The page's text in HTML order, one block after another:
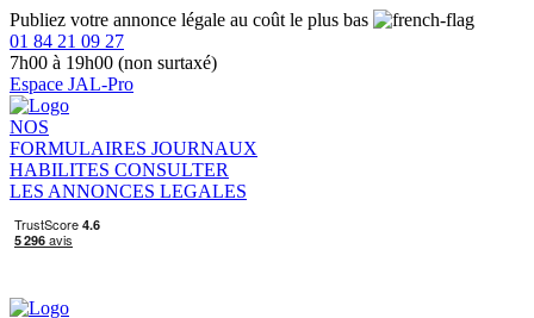
Publiez votre annonce légale au coût le plus bas
01 84 21 09 27
7h00 à 19h00 (non surtaxé)
Espace JAL-Pro
NOS
FORMULAIRES JOURNAUX
HABILITES CONSULTER
LES ANNONCES LEGALES